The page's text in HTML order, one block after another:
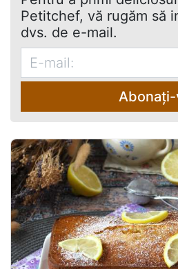
Petitchef, vă rugăm să
dvs. de e-mail.
Abonați-